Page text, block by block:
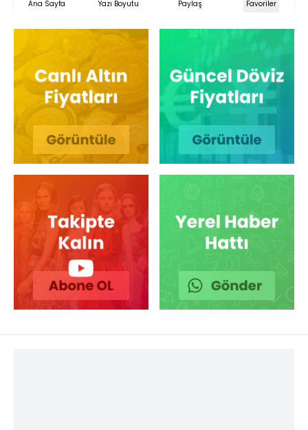
Ana Sayfa Yazı Boyutu Paylaş Favoriler